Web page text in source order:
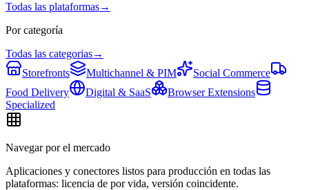
Todas las plataformas→
Por categoría
Todas las categorias→
Storefronts
Multichannel & PIM
Social Commerce
Food Delivery
Digital & SaaS
Browser Extensions
Specialized
Navegar por el mercado
Aplicaciones y conectores listos para producción en todas las
plataformas: licencia de por vida, versión coincidente.